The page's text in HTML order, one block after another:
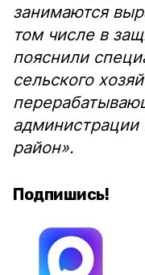
занимаются
том числе в
пояснили
сельского
район».
Подпишись!